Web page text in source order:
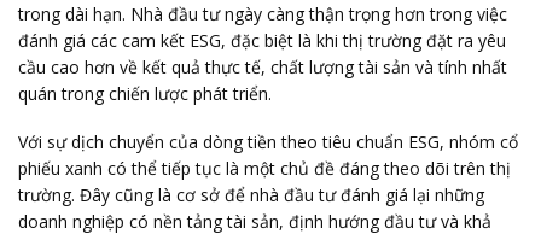
trong dài hạn. Nhà đầu tư ngày càng thận trọng hơn trong việc
đánh giá các cam kết ESG, đặc biệt là khi thị trường đặt ra yêu
cầu cao hơn về kết quả thực tế, chất lượng tài sản và tính nhất
quán trong chiến lược phát triển.
Với sự dịch chuyển của dòng tiền theo tiêu chuẩn ESG, nhóm cổ
phiếu xanh có thể tiếp tục là một chủ đề đáng theo dõi trên thị
trường. Đây cũng là cơ sở để nhà đầu tư đánh giá lại những
doanh nghiệp có nền tảng tài sản, định hướng đầu tư và khả